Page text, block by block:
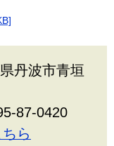
丹波市青垣
87-0420
ら